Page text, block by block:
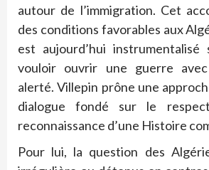
autour de l’immigration. Cet
des conditions favorables aux
est aujourd’hui instrumentalisé
vouloir ouvrir une guerre avec
alerté. Villepin prône une
dialogue fondé sur le
reconnaissance d’une Histoire
Pour lui, la question des